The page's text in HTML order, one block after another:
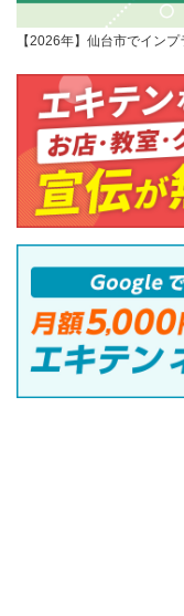
【2026年】仙台市でイン